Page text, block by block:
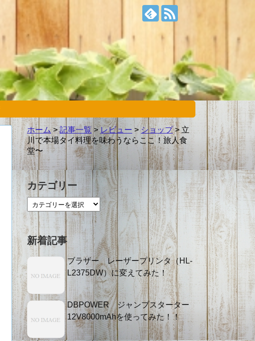
ホーム>記事一覧>レビュー > ショップ>立
川で本場タイ料理を味わうならここ！旅人食
堂〜
カテゴリー
新着記事
ブラザー レーザープリンタ（HL-
L2375DW）に変えてみた！
DBPOWER ジャンプスターター
12V8000mAhを使ってみた！！